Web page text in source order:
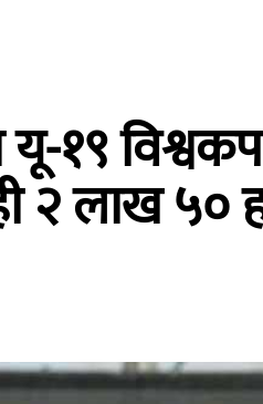
menu
१९
२ लाख ५०